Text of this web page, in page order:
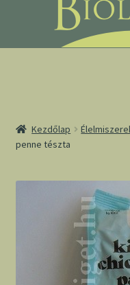
navigációhoz
tartalomba
Kezdőlap
penne tészta